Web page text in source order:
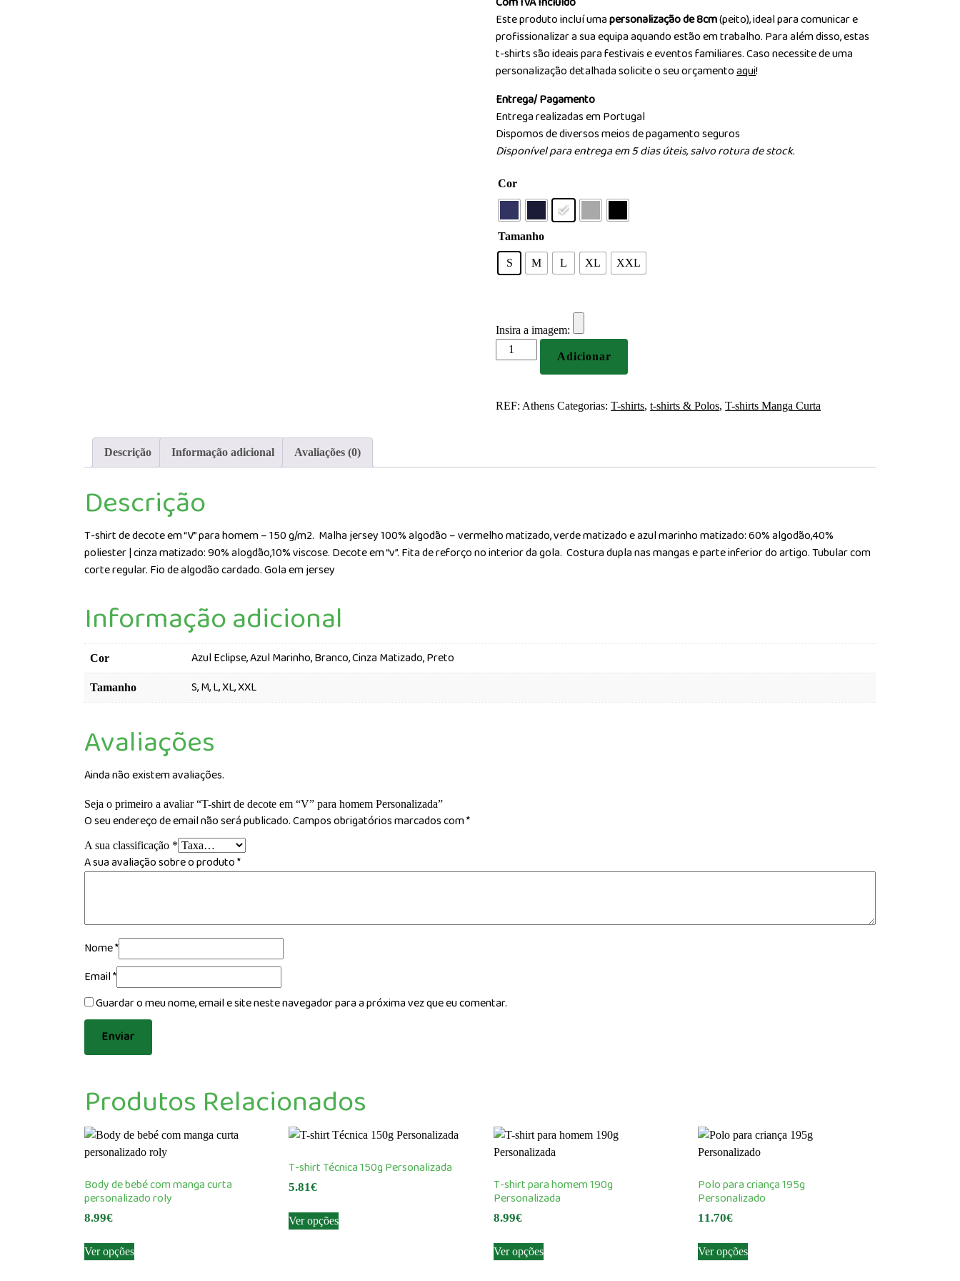
Este produto incluí umapersonalização de 8cm(peito), ideal para comunicar e
profissionalizar a sua equipa aquando estão em trabalho. Para além disso, estas
t-shirts são ideais para festivais e eventos familiares. Caso necessite de uma
personalização detalhada solicite o seu orçamentoaqui!
Entrega/ Pagamento
Entrega realizadas em Portugal
Dispomos de diversos meios de pagamento seguros
Disponível para entrega em 5 dias úteis, salvo rotura de stock.
Cor
Tamanho
S M L XL XXL
Insira a imagem:
Quantidade
de
“V”
Adicionar
REF: Athens Categorias:T-shirts,t-shirts & Polos,T-shirts Manga Curta
Descrição Informação adicional Avaliações (0)
Descrição
T-shirt de decote em “V” para homem – 150 g/m2. Malha jersey 100% algodão – vermelho matizado, verde matizado e azul marinho matizado: 60% algodão,40%
poliester | cinza matizado: 90% alogdão,10% viscose. Decote em “v”. Fita de reforço no interior da gola. Costura dupla nas mangas e parte inferior do artigo. Tubular com
corte regular. Fio de algodão cardado. Gola em jersey
Informação adicional
Cor Azul Eclipse, Azul Marinho, Branco, Cinza Matizado, Preto
Tamanho S, M, L, XL, XXL
Avaliações
Ainda não existem avaliações.
Seja o primeiro a avaliar “T-shirt de decote em “V” para homem Personalizada”
O seu endereço de email não será publicado.Campos obrigatórios marcados com*
A sua classificação *
A sua avaliação sobre o produto*
Nome*
Email*
Guardar o meu nome, email e site neste navegador para a próxima vez que eu comentar.
Produtos Relacionados
Body de bebé com manga curta
personalizado roly
8.99€
Ver opçõesproduct
T-shirt Técnica 150g Personalizada
5.81€
Ver opçõesproduct
T-shirt para homem 190g
Personalizada
8.99€
Ver opçõesproduct
Polo para criança 195g
Personalizado
11.70€
Ver opçõesproduct